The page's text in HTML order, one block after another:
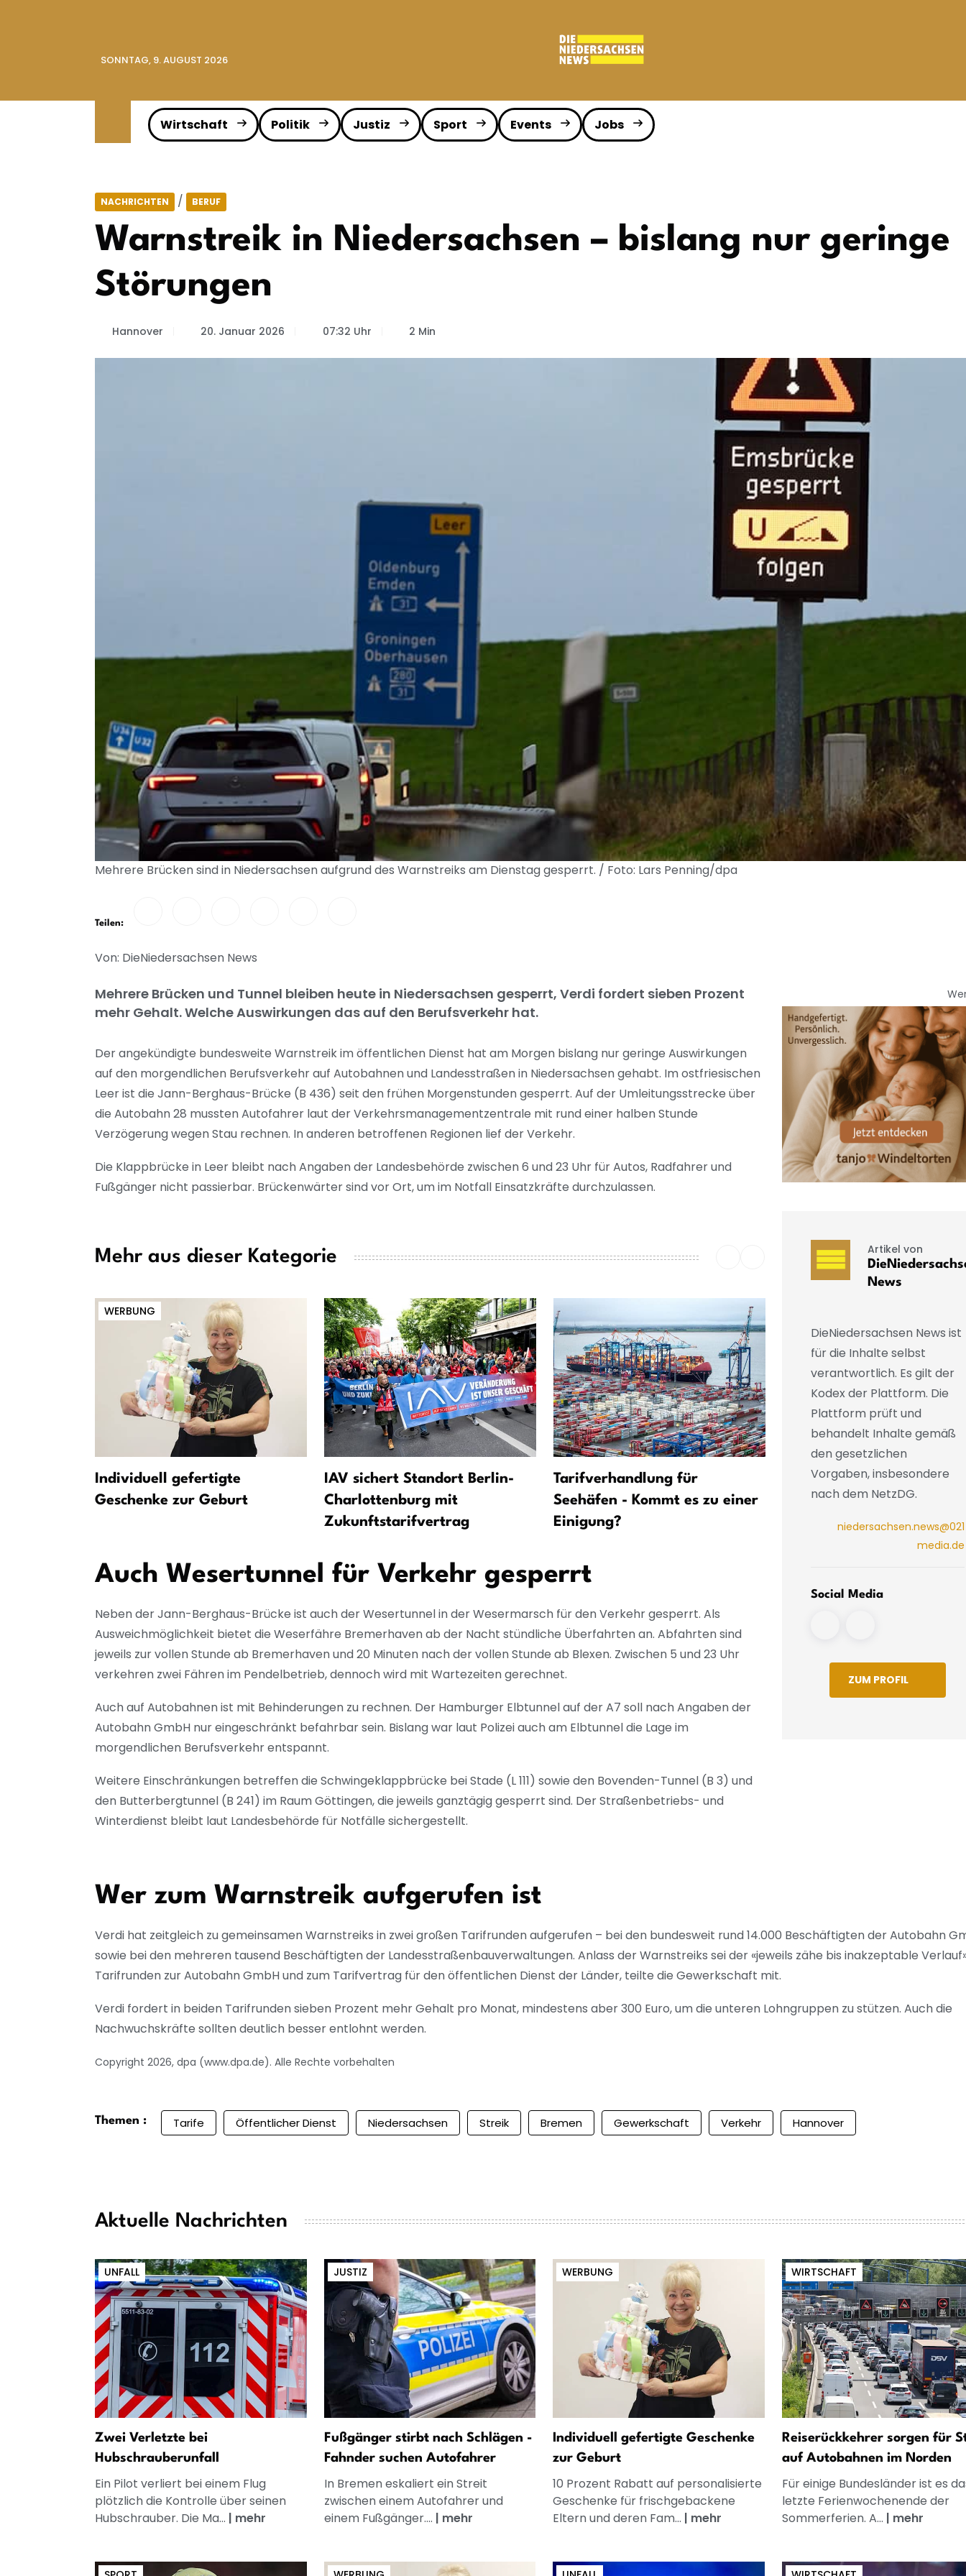
SONNTAG, 9. AUGUST 2026
Wirtschaft Politik Justiz Sport Events Jobs
NACHRICHTEN / BERUF
Warnstreik in Niedersachsen – bislang nur geringe
Störungen
Hannover 20. Januar 2026 07:32 Uhr 2 Min
Mehrere Brücken sind in Niedersachsen aufgrund des Warnstreiks am Dienstag gesperrt. / Foto: Lars Penning/dpa
Teilen:
Von: DieNiedersachsen News
Mehrere Brücken und Tunnel bleiben heute in Niedersachsen gesperrt, Verdi fordert sieben Prozent
mehr Gehalt. Welche Auswirkungen das auf den Berufsverkehr hat.
Der angekündigte bundesweite Warnstreik im öffentlichen Dienst hat am Morgen bislang nur geringe Auswirkungen
auf den morgendlichen Berufsverkehr auf Autobahnen und Landesstraßen in Niedersachsen gehabt. Im ostfriesischen
Leer ist die Jann-Berghaus-Brücke (B 436) seit den frühen Morgenstunden gesperrt. Auf der Umleitungsstrecke über
die Autobahn 28 mussten Autofahrer laut der Verkehrsmanagementzentrale mit rund einer halben Stunde
Verzögerung wegen Stau rechnen. In anderen betroffenen Regionen lief der Verkehr.
Die Klappbrücke in Leer bleibt nach Angaben der Landesbehörde zwischen 6 und 23 Uhr für Autos, Radfahrer und
Fußgänger nicht passierbar. Brückenwärter sind vor Ort, um im Notfall Einsatzkräfte durchzulassen.
Mehr aus dieser Kategorie
WERBUNG
Individuell gefertigte
Geschenke zur Geburt
IAV sichert Standort Berlin-
Charlottenburg mit
Zukunftstarifvertrag
Tarifverhandlung für
Seehäfen - Kommt es zu einer
Einigung?
Rentenreform: Lies warnt
Missachtung der
Lebensleistung
Auch Wesertunnel für Verkehr gesperrt
Neben der Jann-Berghaus-Brücke ist auch der Wesertunnel in der Wesermarsch für den Verkehr gesperrt. Als
Ausweichmöglichkeit bietet die Weserfähre Bremerhaven ab der Nacht stündliche Überfahrten an. Abfahrten sind
jeweils zur vollen Stunde ab Bremerhaven und 20 Minuten nach der vollen Stunde ab Blexen. Zwischen 5 und 23 Uhr
verkehren zwei Fähren im Pendelbetrieb, dennoch wird mit Wartezeiten gerechnet.
Auch auf Autobahnen ist mit Behinderungen zu rechnen. Der Hamburger Elbtunnel auf der A7 soll nach Angaben der
Autobahn GmbH nur eingeschränkt befahrbar sein. Bislang war laut Polizei auch am Elbtunnel die Lage im
morgendlichen Berufsverkehr entspannt.
Weitere Einschränkungen betreffen die Schwingeklappbrücke bei Stade (L 111) sowie den Bovenden-Tunnel (B 3) und
den Butterbergtunnel (B 241) im Raum Göttingen, die jeweils ganztägig gesperrt sind. Der Straßenbetriebs- und
Winterdienst bleibt laut Landesbehörde für Notfälle sichergestellt.
Artikel von
News
DieNiedersachsen News ist
für die Inhalte selbst
verantwortlich. Es gilt der
Kodex der Plattform. Die
Plattform prüft und
behandelt Inhalte gemäß
den gesetzlichen
Vorgaben, insbesondere
nach dem NetzDG.
niedersachsen.news@021
media.de
Social Media
ZUM PROFIL
Wer zum Warnstreik aufgerufen ist
Verdi hat zeitgleich zu gemeinsamen Warnstreiks in zwei großen Tarifrunden aufgerufen – bei den bundesweit rund 14.000 Beschäftigten der Autobahn
sowie bei den mehreren tausend Beschäftigten der Landesstraßenbauverwaltungen. Anlass der Warnstreiks sei der «jeweils zähe bis inakzeptable
Tarifrunden zur Autobahn GmbH und zum Tarifvertrag für den öffentlichen Dienst der Länder, teilte die Gewerkschaft mit.
Verdi fordert in beiden Tarifrunden sieben Prozent mehr Gehalt pro Monat, mindestens aber 300 Euro, um die unteren Lohngruppen zu stützen. Auch die
Nachwuchskräfte sollten deutlich besser entlohnt werden.
Copyright 2026, dpa (www.dpa.de). Alle Rechte vorbehalten
Themen : Tarife Öffentlicher Dienst Niedersachsen Streik Bremen Gewerkschaft Verkehr Hannover
Aktuelle Nachrichten
UNFALL
Zwei Verletzte bei
Hubschrauberunfall
Ein Pilot verliert bei einem Flug
plötzlich die Kontrolle über seinen
Hubschrauber. Die Ma... | mehr
JUSTIZ
Fußgänger stirbt nach Schlägen -
Fahnder suchen Autofahrer
In Bremen eskaliert ein Streit
zwischen einem Autofahrer und
einem Fußgänger.... | mehr
WERBUNG
Individuell gefertigte Geschenke
zur Geburt
10 Prozent Rabatt auf personalisierte
Geschenke für frischgebackene
Eltern und deren Fam... | mehr
WIRTSCHAFT
Reiserückkehrer sorgen für
auf Autobahnen im Norden
Für einige Bundesländer ist es
letzte Ferienwochenende der
Sommerferien. A... | mehr